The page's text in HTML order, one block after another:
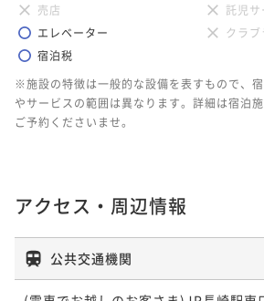
売店
託児サ
エレベーター
クラ
宿泊税
※施設の特徴は一般的な設備を表すもので、
やサービスの範囲は異なります。詳細は宿泊
ご予約くださいませ。
アクセス・周辺情報
公共交通機関